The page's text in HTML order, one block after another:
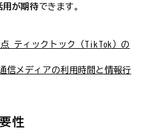
用が期待できます。
ティックトック（TikTok）の
信メディアの利用時間と情報行
性